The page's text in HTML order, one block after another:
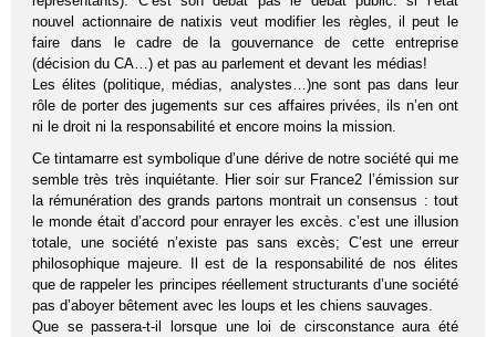
nouvel actionnaire de natixis veut modifier les règles, il peut le
faire dans le cadre de la gouvernance de cette entreprise
(décision du CA…) et pas au parlement et devant les médias!
Les élites (politique, médias, analystes…)ne sont pas dans leur
rôle de porter des jugements sur ces affaires privées, ils n’en ont
ni le droit ni la responsabilité et encore moins la mission.
Ce tintamarre est symbolique d’une dérive de notre société qui me
semble très très inquiétante. Hier soir sur France2 l’émission sur
la rémunération des grands partons montrait un consensus : tout
le monde était d’accord pour enrayer les excès. c’est une illusion
totale, une société n’existe pas sans excès; C’est une erreur
philosophique majeure. Il est de la responsabilité de nos élites
que de rappeler les principes réellement structurants d’une société
pas d’aboyer bêtement avec les loups et les chiens sauvages.
Que se passera-t-il lorsque une loi de cirsconstance aura été